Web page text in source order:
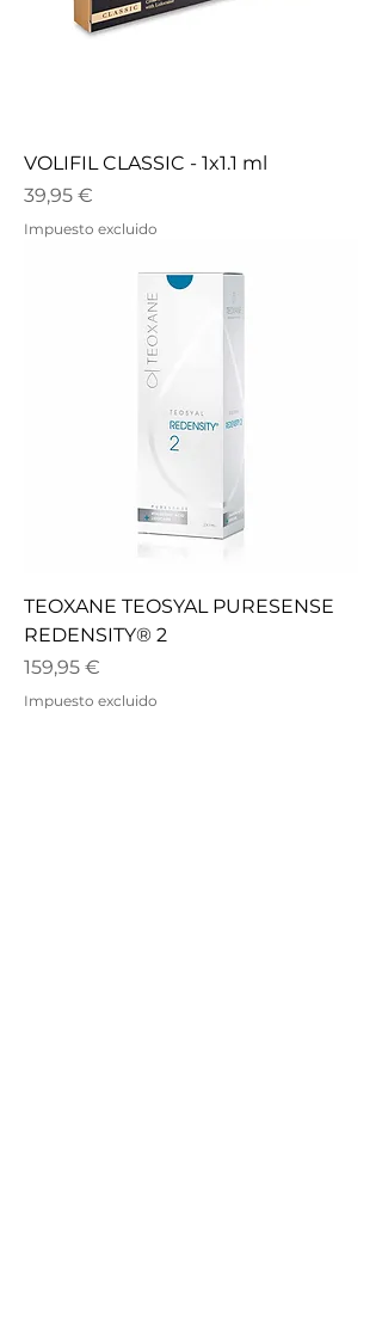
VOLIFIL CLASSIC - 1x1.1 ml
Precio
39,95 €
Impuesto excluido
TEOXANE TEOSYAL PURESENSE
REDENSITY® 2
Precio
159,95 €
Impuesto excluido